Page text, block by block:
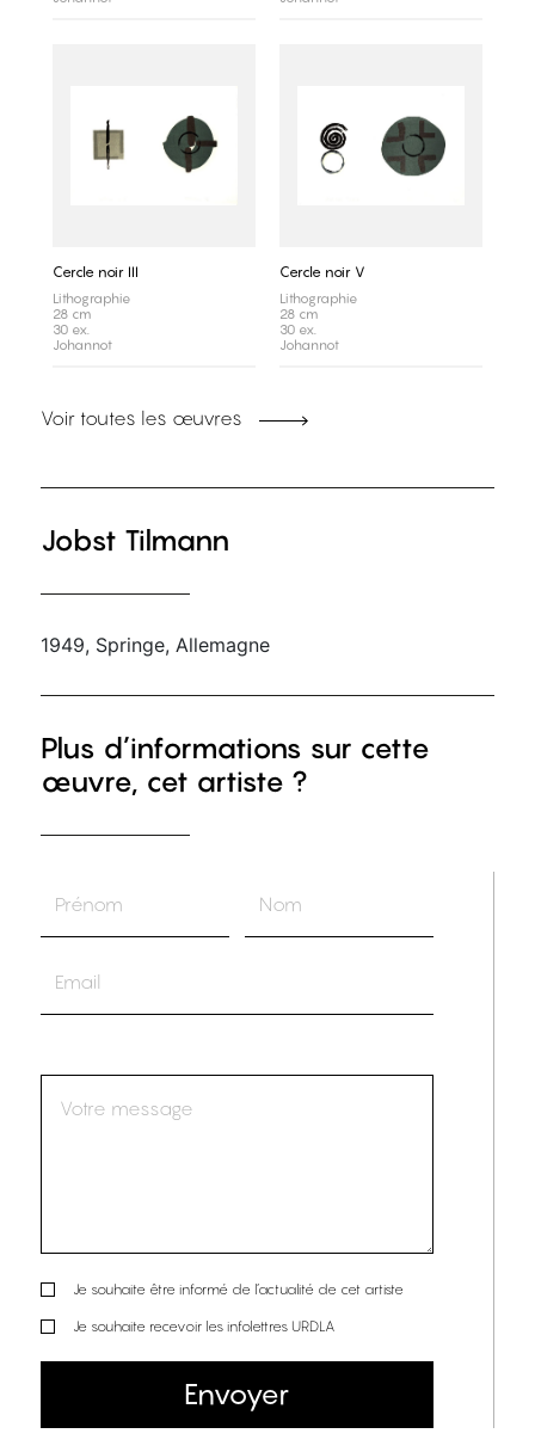
Cercle noir III
Lithographie
28 cm
30 ex.
Johannot
Cercle noir V
Lithographie
28 cm
30 ex.
Johannot
Voir toutes les œuvres
Jobst Tilmann
1949, Springe, Allemagne
Plus d’informations sur cette
œuvre, cet artiste ?
Je souhaite être informé de l’actualité de cet artiste
Je souhaite recevoir les infolettres URDLA
Envoyer